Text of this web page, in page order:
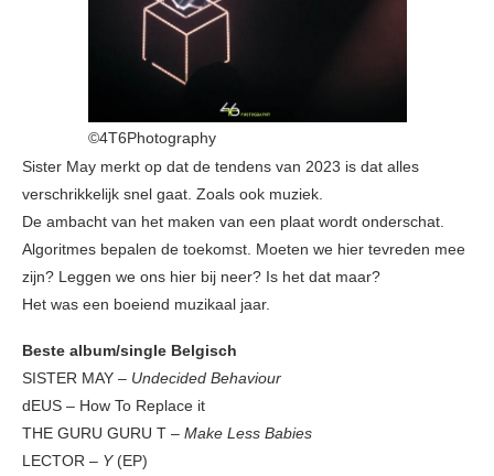
©4T6Photography
Sister May merkt op dat de tendens van 2023 is dat alles
verschrikkelijk snel gaat. Zoals ook muziek.
De ambacht van het maken van een plaat wordt onderschat.
Algoritmes bepalen de toekomst. Moeten we hier tevreden mee
zijn? Leggen we ons hier bij neer? Is het dat maar?
Het was een boeiend muzikaal jaar.
Beste album/single Belgisch
SISTER MAY – Undecided Behaviour
dEUS – How To Replace it
THE GURU GURU T – Make Less Babies
LECTOR – Y(EP)